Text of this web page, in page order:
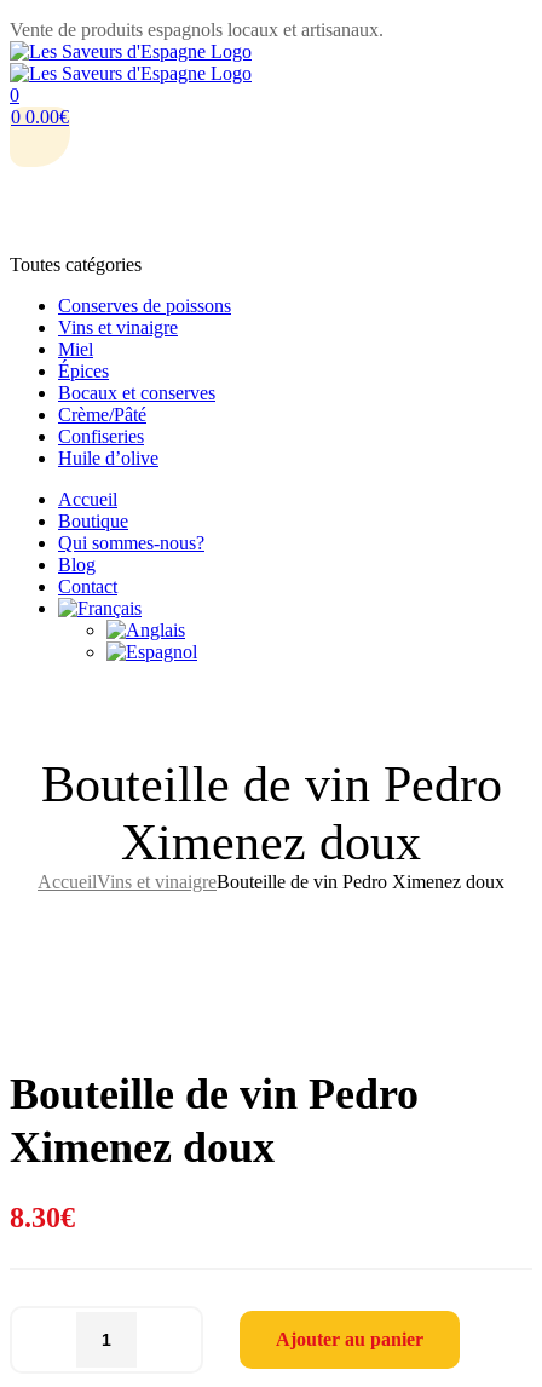
Vente de produits espagnols locaux et artisanaux.
Menu
0
0 0.00€
Toutes catégories
Conserves de poissons
Vins et vinaigre
Miel
Épices
Bocaux et conserves
Crème/Pâté
Confiseries
Huile d’olive
Accueil
Boutique
Qui sommes-nous?
Blog
Contact
Bouteille de vin Pedro
Ximenez doux
AccueilVins et vinaigreBouteille de vin Pedro Ximenez doux
Bouteille de vin Pedro
Ximenez doux
8.30€
Bouteille
Ajouter au panier